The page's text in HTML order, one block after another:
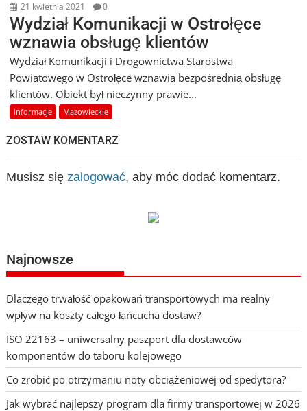
21 kwietnia 2021 0
Wydział Komunikacji w Ostrołęce
wznawia obsługę klientów
Wydział Komunikacji i Drogownictwa Starostwa
Powiatowego w Ostrołęce wznawia bezpośrednią obsługę
klientów. Obiekt był nieczynny prawie...
Informacje Mazowieckie
ZOSTAW KOMENTARZ
Musisz sięzalogować, aby móc dodać komentarz.
Najnowsze
Dlaczego trwałość opakowań transportowych ma realny
wpływ na koszty całego łańcucha dostaw?
ISO 22163 – uniwersalny paszport dla dostawców
komponentów do taboru kolejowego
Co zrobić po otrzymaniu noty obciążeniowej od spedytora?
Jak wybrać najlepszy program dla firmy transportowej w 2026